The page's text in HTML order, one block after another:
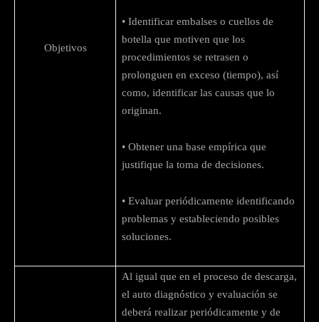
Objetivos
• Identificar embalses o cuellos de
botella que motiven que los
procedimientos se retrasen o
prolonguen en exceso (tiempo), así
como, identificar las causas que lo
originan.
• Obtener una base empírica que
justifique la toma de decisiones.
• Evaluar periódicamente identificando
problemas y estableciendo posibles
soluciones.
Al igual que en el proceso de descarga,
el auto diagnóstico y evaluación se
deberá realizar periódicamente y de